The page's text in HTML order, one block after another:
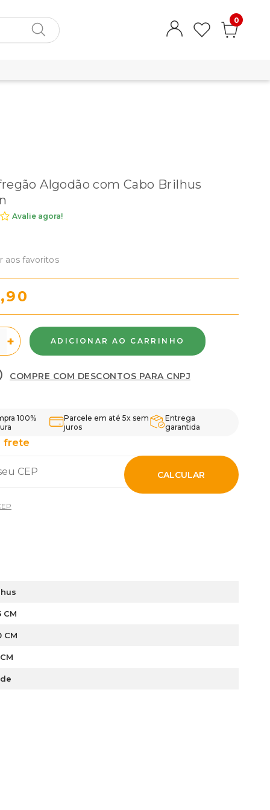
0
Algodão com Cabo Brilhus
Avalie agora!
aos favoritos
+
COMPRE COM DESCONTOS PARA CNPJ
frete
CALCULAR
100%
Parcele em até 5x sem
juros
Entrega
garantida
CM
CM